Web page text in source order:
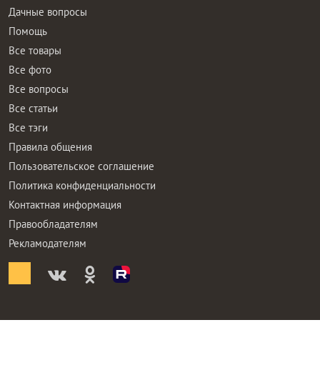
Дачные вопросы
Помощь
Все товары
Все фото
Все вопросы
Все статьи
Все тэги
Правила общения
Пользовательское соглашение
Политика конфиденциальности
Контактная информация
Правообладателям
Рекламодателям